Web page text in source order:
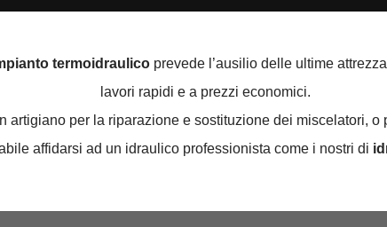
termoidraulicoprevede l’ausilio delle ultime
lavori rapidi e a prezzi economici.
artigiano per la riparazione e sostituzione dei miscelatori,
affidarsi ad un idraulico professionista come i nostri di